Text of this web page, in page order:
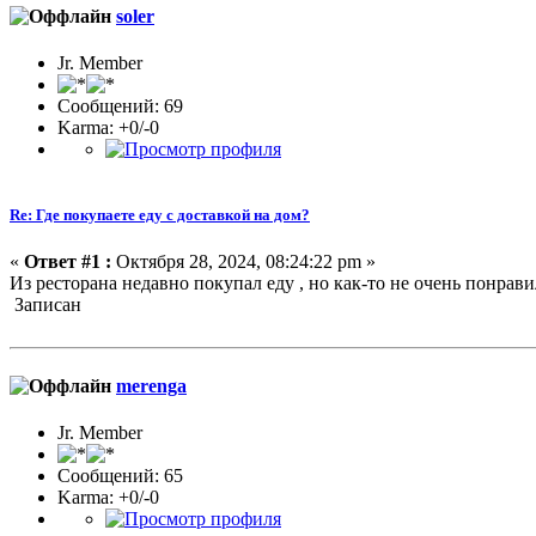
soler
Jr. Member
Сообщений: 69
Karma: +0/-0
Re: Где покупаете еду с доставкой на дом?
« Ответ #1 : Октября 28, 2024, 08:24:22 pm »
Из ресторана недавно покупал еду , но как-то не очень
Записан
merenga
Jr. Member
Сообщений: 65
Karma: +0/-0